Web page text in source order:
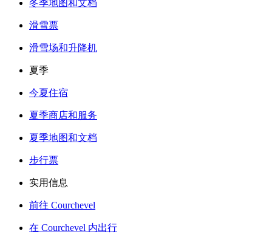
冬季地图和文档
滑雪票
滑雪场和升降机
夏季
今夏住宿
夏季商店和服务
夏季地图和文档
步行票
实用信息
前往 Courchevel
在 Courchevel 内出行